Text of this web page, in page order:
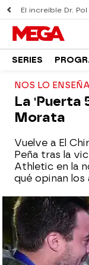
El increíble Dr. Pol
SERIES
NOS LO
La 'Puerta
Morata
Vuelve a El
Peña tras la
Athletic en la
qué opinan los